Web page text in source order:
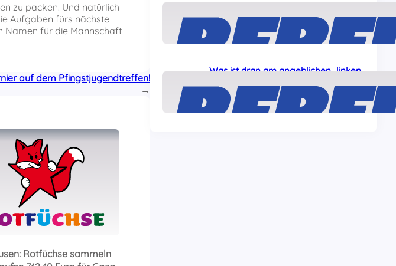
zu packen. Und natürlich
Aufgaben fürs nächste
Namen für die Mannschaft
auf dem Pfingstjugendtreffen!
→
Rotfüchse sammeln
24 Juli, 2026
Was ist dran am angeblichen „linken
22 Juli, 2026